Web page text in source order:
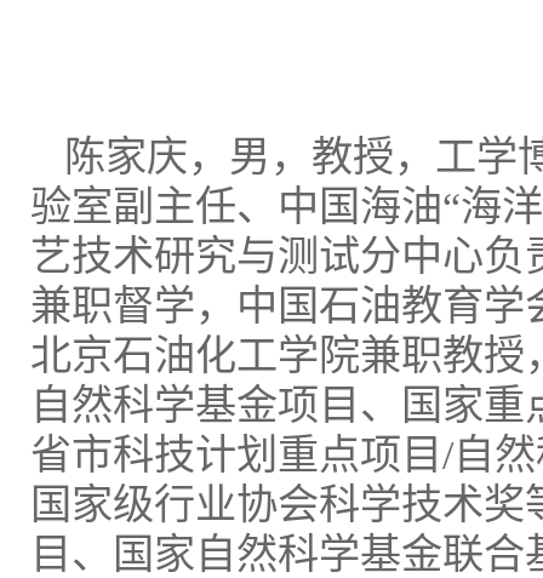
陈家庆，男，教授，工学
验室副主任、中国海油“海
艺技术研究与测试分中心
兼职督学，中国石油教育
北京石油化工学院兼职教
自然科学基金项目、国家
省市科技计划重点项目/自
国家级行业协会科学技术
目、国家自然科学基金联